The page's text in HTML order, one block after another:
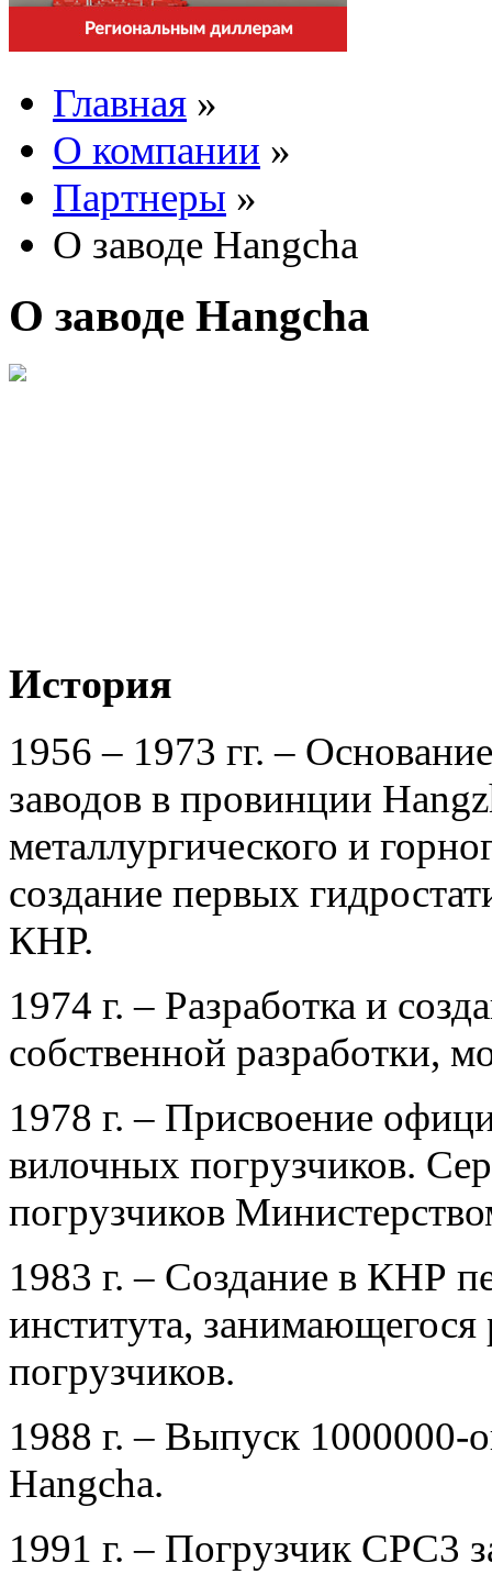
Главная »
О компании »
Партнеры »
О заводе Hangcha
О заводе Hangcha
История
1956 – 1973 гг. –
заводов в провинции
металлургического и
создание первых
КНР.
1974 г. – Разработка и
собственной разработки,
1978 г. – Присвоение
вилочных погрузчиков.
погрузчиков
1983 г. – Создание в КНР
института,
погрузчиков.
1988 г. – Выпуск 1000000-
Hangcha.
1991 г. – Погрузчик CPC3